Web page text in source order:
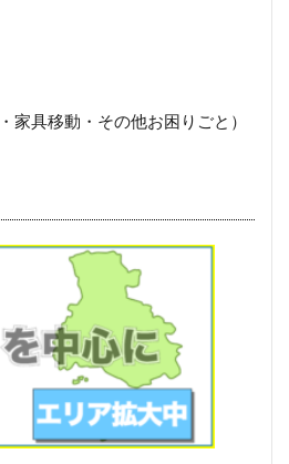
家具移動・その他お困りごと）